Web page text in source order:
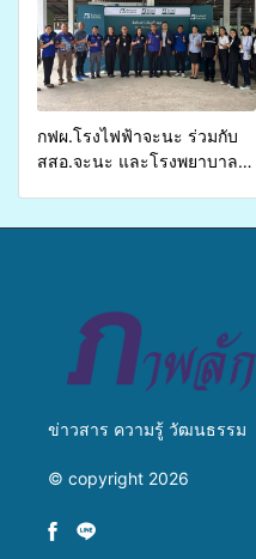
ส่งผู้ทุพพลภาพเพื่อเข้ารับ
บริการสาธารณสุข ลดความ
เหลื่อมล้ำ ยกระดับคุณภาพ
ชีวิตประชาชนอย่างยั่งยืน
กฟผ.โรงไฟฟ้าจะนะ ร่วมกับ
สสอ.จะนะ และโรงพยาบาล
ข่าวสาร ความรู้ วัฒนธรรม
© copyright 2026